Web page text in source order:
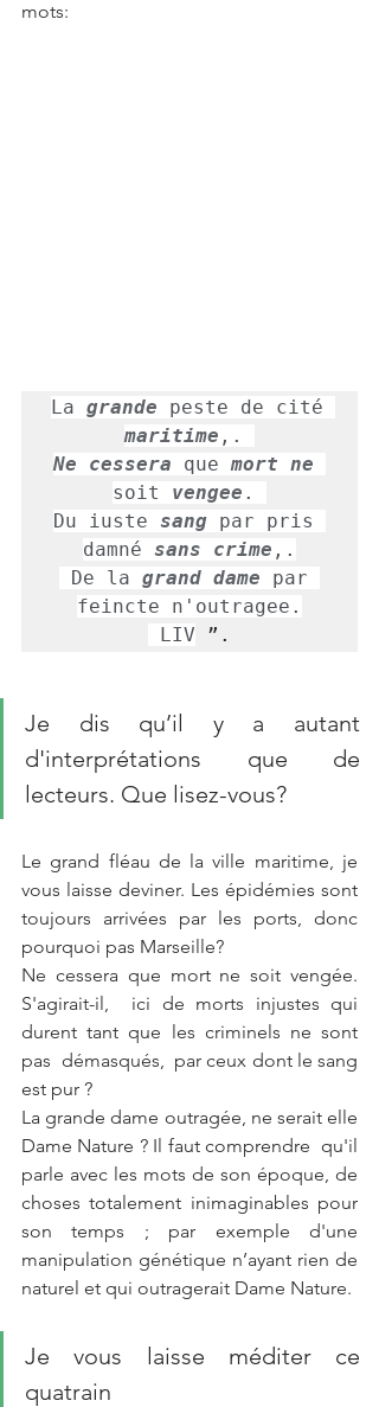
mots:
La grande
maritime ,.
Ne cessera que mort ne
soit vengee .
Du iuste sang par pris
damné sans crime ,.
De la grand dame par
feincte n'outragee.
LIV ”.
Je dis qu’il y a autant
d'interprétations que de
lecteurs. Que lisez-vous?
Le grand fléau de la ville maritime, je
vous laisse deviner. Les épidémies sont
toujours arrivées par les ports, donc
pourquoi pas Marseille?
Ne cessera que mort ne soit vengée.
S'agirait-il,  ici de morts injustes qui
durent tant que les criminels ne sont
pas  démasqués,  par ceux dont le sang
est pur ?
La grande dame outragée, ne serait elle
Dame Nature ? Il faut comprendre  qu'il
parle avec les mots de son époque, de
choses totalement inimaginables pour
son temps ; par exemple d'une
manipulation génétique n’ayant rien de
naturel et qui outragerait Dame Nature.
Je vous laisse méditer ce
quatrain